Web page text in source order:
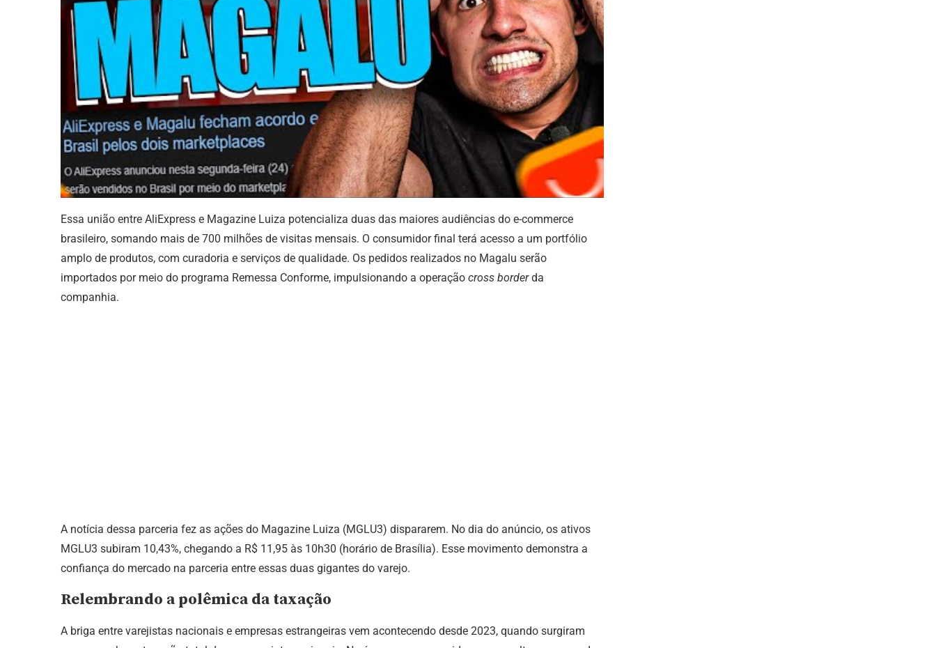
Essa união entre AliExpress e Magazine Luiza potencializa duas das maiores audiências do e-commerce
brasileiro, somando mais de 700 milhões de visitas mensais. O consumidor final terá acesso a um portfólio
amplo de produtos, com curadoria e serviços de qualidade. Os pedidos realizados no Magalu serão
importados por meio do programa Remessa Conforme, impulsionando a operação cross borderda
companhia.
A notícia dessa parceria fez as ações do Magazine Luiza (MGLU3) dispararem. No dia do anúncio, os ativos
MGLU3 subiram 10,43%, chegando a R$ 11,95 às 10h30 (horário de Brasília). Esse movimento demonstra a
confiança do mercado na parceria entre essas duas gigantes do varejo.
Relembrando a polêmica da taxação
A briga entre varejistas nacionais e empresas estrangeiras vem acontecendo desde 2023, quando surgiram